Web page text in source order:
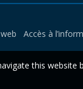
Accès à
this website